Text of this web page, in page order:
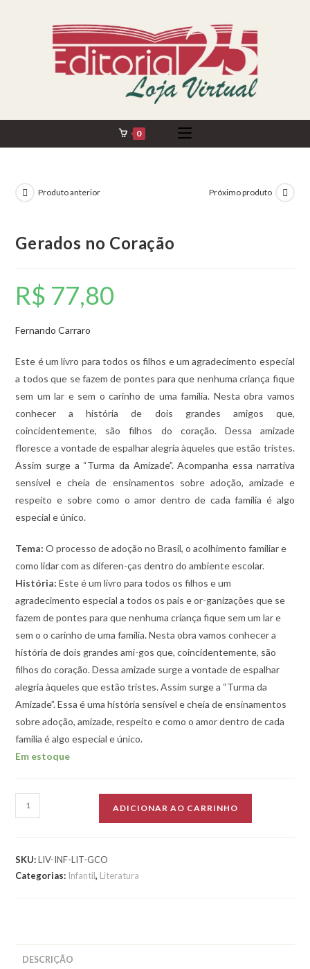
0
Produto anterior Próximo produto
Gerados no Coração
R$ 77,80
Fernando Carraro
Este é um livro para todos os filhos e um agradecimento especial
a todos que se fazem de pontes para que nenhuma criança fique
sem um lar e sem o carinho de uma família. Nesta obra vamos
conhecer a história de dois grandes amigos que,
coincidentemente, são filhos do coração. Dessa amizade
floresce a vontade de espalhar alegria àqueles que estão tristes.
Assim surge a “Turma da Amizade”. Acompanha essa narrativa
sensível e cheia de ensinamentos sobre adoção, amizade e
respeito e sobre como o amor dentro de cada família é algo
especial e único.
Tema: O processo de adoção no Brasil, o acolhimento familiar e
como lidar com as diferen-ças dentro do ambiente escolar.
História: Este é um livro para todos os filhos e um
agradecimento especial a todos os pais e or-ganizações que se
fazem de pontes para que nenhuma criança fique sem um lar e
sem o o carinho de uma família. Nesta obra vamos conhecer a
história de dois grandes ami-gos que, coincidentemente, são
filhos do coração. Dessa amizade surge a vontade de espalhar
alegria àqueles que estão tristes. Assim surge a “Turma da
Amizade”. Essa é uma história sensível e cheia de ensinamentos
sobre adoção, amizade, respeito e como o amor dentro de cada
família é algo especial e único.
Em estoque
Gerados
no
ADICIONAR AO CARRINHO
SKU:LIV-INF-LIT-GCO
Categorias: Infantil, Literatura
DESCRIÇÃO